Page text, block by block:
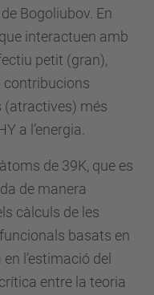
Bogoliubov. En
interactuen amb
petit (gran),
contribucions
(atractives) més
a l’energia.
de 39K, que es
de manera
càlculs de les
basats en
l’estimació del
entre la teoria